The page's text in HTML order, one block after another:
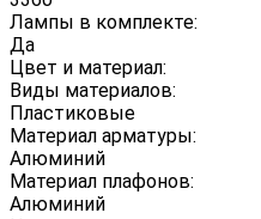
Лампы в комплекте:
Да
Цвет и материал:
Виды материалов:
Пластиковые
Материал арматуры:
Алюминий
Материал плафонов:
Алюминий